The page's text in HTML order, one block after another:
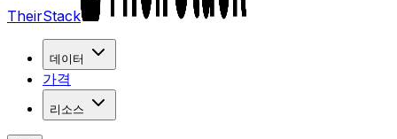
TheirStack
데이터
가격
리소스